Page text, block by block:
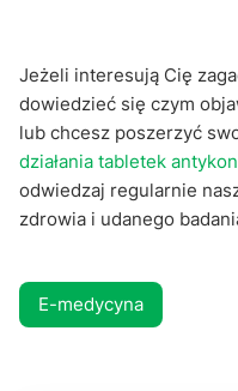
Jeżeli interesują Cię
dowiedzieć się czym
lub chcesz poszerzyć
działania tabletek
odwiedzaj regularnie
zdrowia i udanego
E-medycyna